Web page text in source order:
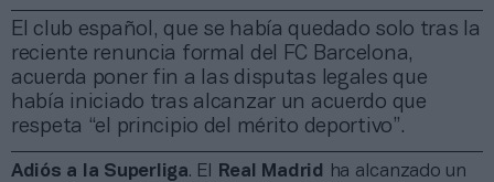
El club español, que se había quedado solo tras la
reciente renuncia formal del FC Barcelona,
acuerda poner fin a las disputas legales que
había iniciado tras alcanzar un acuerdo que
respeta “el principio del mérito deportivo”.
Adiós a la Superliga. El Real Madrid
ha alcanzado un